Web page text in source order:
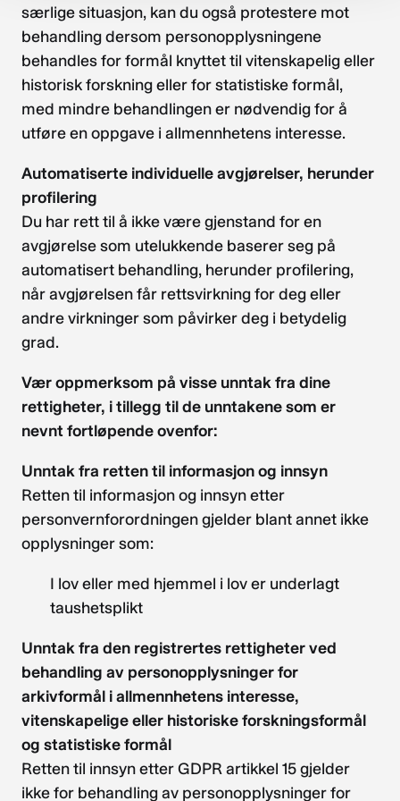
særlige situasjon, kan du også protestere mot
behandling dersom personopplysningene
behandles for formål knyttet til vitenskapelig eller
historisk forskning eller for statistiske formål,
med mindre behandlingen er nødvendig for å
utføre en oppgave i allmennhetens interesse.
Automatiserte individuelle avgjørelser, herunder
profilering
Du har rett til å ikke være gjenstand for en
avgjørelse som utelukkende baserer seg på
automatisert behandling, herunder profilering,
når avgjørelsen får rettsvirkning for deg eller
andre virkninger som påvirker deg i betydelig
grad.
Vær oppmerksom på visse unntak fra dine
rettigheter, i tillegg til de unntakene som er
nevnt fortløpende ovenfor:
Unntak fra retten til informasjon og innsyn
Retten til informasjon og innsyn etter
personvernforordningen gjelder blant annet ikke
opplysninger som:
I lov eller med hjemmel i lov er underlagt
taushetsplikt
Unntak fra den registrertes rettigheter ved
behandling av personopplysninger for
arkivformål i allmennhetens interesse,
vitenskapelige eller historiske forskningsformål
og statistiske formål
Retten til innsyn etter GDPR artikkel 15 gjelder
ikke for behandling av personopplysninger for